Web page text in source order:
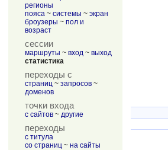
регионы
пояса ~ системы ~ экран
броузеры ~ пол и
возраст
сессии
маршруты ~ вход ~ выход
статистика
переходы с
страниц ~ запросов ~
доменов
точки входа
с сайтов ~ другие
переходы
с титула
со страниц ~ на сайты